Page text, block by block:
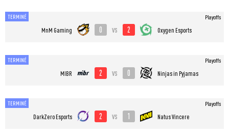
TERMINÉ
MnM Gaming 0 vs 2 Oxygen Esports
Playoffs
TERMINÉ
MIBR 2 vs 0 Ninjas in Pyjamas
Playoffs
TERMINÉ
DarkZero Esports 2 vs 1 Natus Vincere
Playoffs